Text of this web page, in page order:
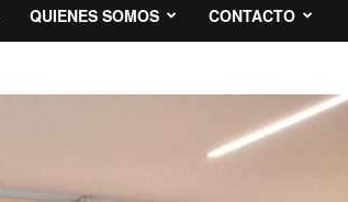
QUIENES SOMOS CONTACTO